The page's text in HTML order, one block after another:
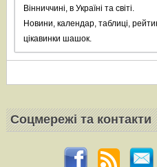
Вінниччині, в Україні та світі.
Новини, календар, таблиці,
цікавинки шашок.
Соцмережi та контакти